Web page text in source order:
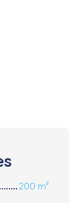
200 m²